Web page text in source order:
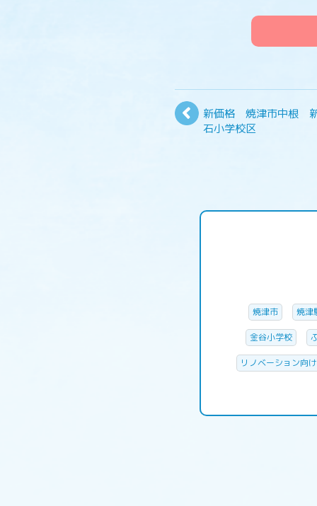
新価格 焼津市中根
石小学校区
焼津市 焼津
金谷小学校
リノベーション向け